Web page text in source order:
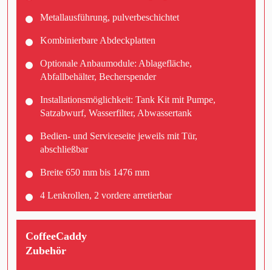
Metallausführung, pulverbeschichtet
Kombinierbare Abdeckplatten
Optionale Anbaumodule: Ablagefläche,
Abfallbehälter, Becherspender
Installationsmöglichkeit: Tank Kit mit Pumpe,
Satzabwurf, Wasserfilter, Abwassertank
Bedien- und Serviceseite jeweils mit Tür,
abschließbar
Breite 650 mm bis 1476 mm
4 Lenkrollen, 2 vordere arretierbar
CoffeeCaddy
Zubehör